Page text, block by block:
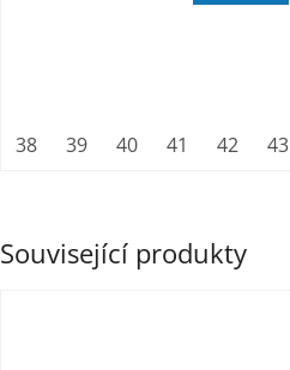
Související produkty
38 39 40 41 42 43